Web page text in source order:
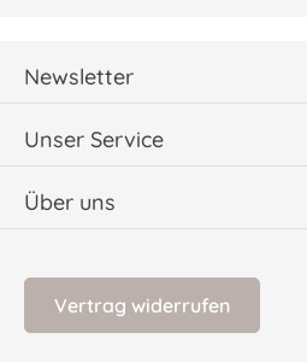
Newsletter
Unser Service
Über uns
Vertrag widerrufen